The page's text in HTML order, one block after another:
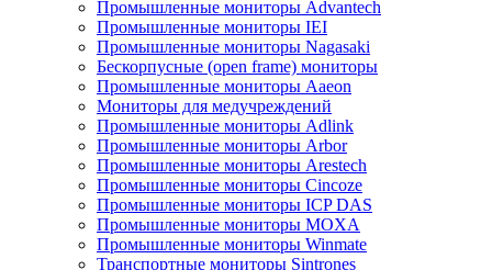
Промышленные мониторы Advantech
Промышленные мониторы IEI
Промышленные мониторы Nagasaki
Бескорпусные (open frame) мониторы
Промышленные мониторы Aaeon
Мониторы для медучреждений
Промышленные мониторы Adlink
Промышленные мониторы Arbor
Промышленные мониторы Arestech
Промышленные мониторы Cincoze
Промышленные мониторы ICP DAS
Промышленные мониторы MOXA
Промышленные мониторы Winmate
Транспортные мониторы Sintrones